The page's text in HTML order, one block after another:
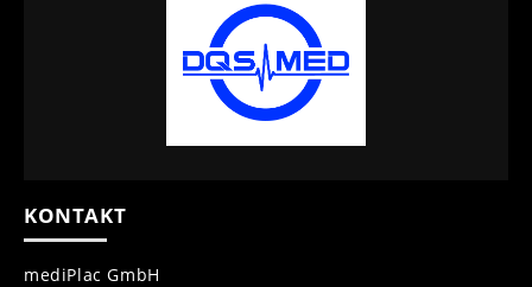
KONTAKT
mediPlac GmbH